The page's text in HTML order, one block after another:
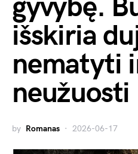
gyvybę.
išskiria
nematyti
neužuosti
by Romanas 2026-06-17